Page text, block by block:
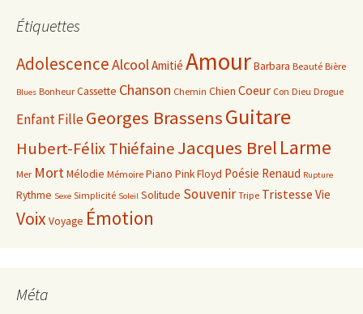
Étiquettes
AdolescenceAlcoolAmitié AmourBarbara Beauté Bière
Blues Bonheur Cassette Chanson Chemin Chien Coeur Con Dieu Drogue
EnfantFilleGeorges BrassensGuitare
Hubert-Félix ThiéfaineJacques Brel Larme
Mer MortMélodie Mémoire Piano Pink Floyd Poésie Renaud Rupture
Rythme Sexe Simplicité Soleil Solitude Souvenir Tripe Tristesse Vie
VoixVoyage Émotion
Méta